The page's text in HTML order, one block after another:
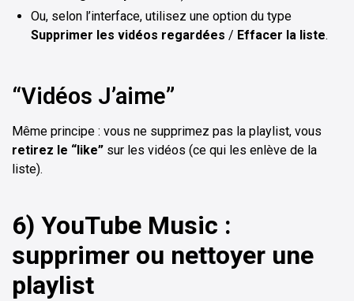
Ou, selon l’interface, utilisez une option du type
Supprimer les vidéos regardées / Effacer la liste.
“Vidéos J’aime”
Même principe : vous ne supprimez pas la playlist, vous
retirez le “like” sur les vidéos (ce qui les enlève de la
liste).
6) YouTube Music :
supprimer ou nettoyer une
playlist